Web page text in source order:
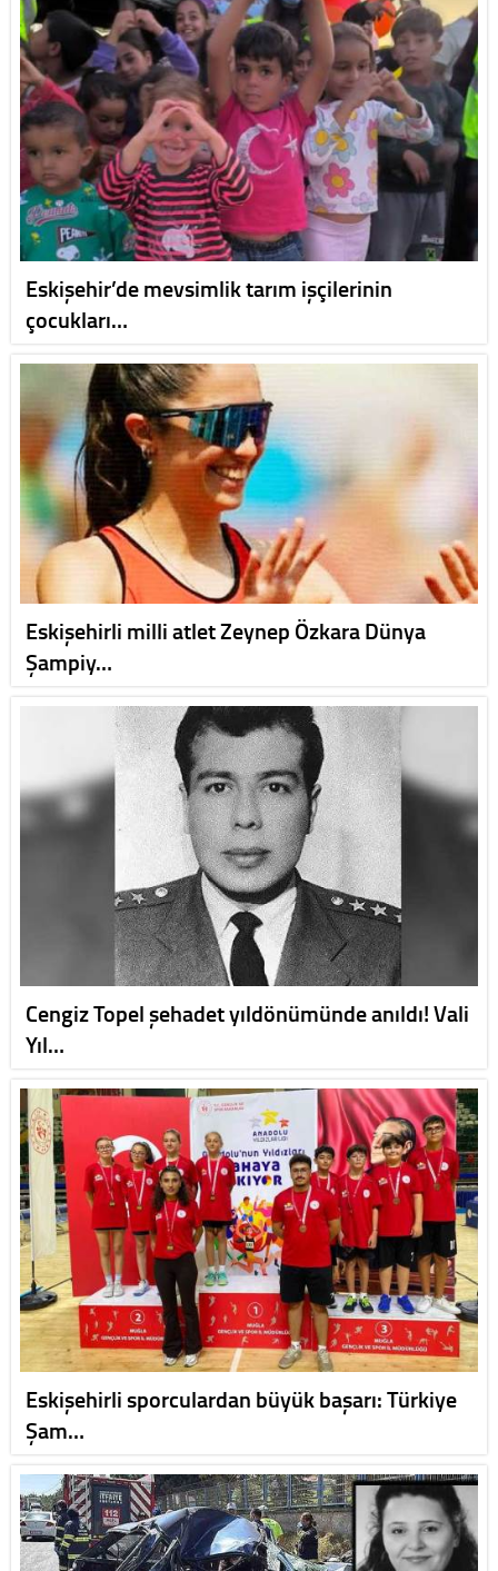
Eskişehir’de mevsimlik tarım işçilerinin
çocukları…
Eskişehirli milli atlet Zeynep Özkara Dünya
Şampiy…
Cengiz Topel şehadet yıldönümünde anıldı! Vali
Yıl…
Eskişehirli sporculardan büyük başarı: Türkiye
Şam…